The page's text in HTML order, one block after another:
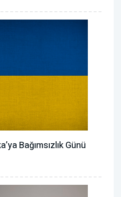
Bağımsızlık Günü